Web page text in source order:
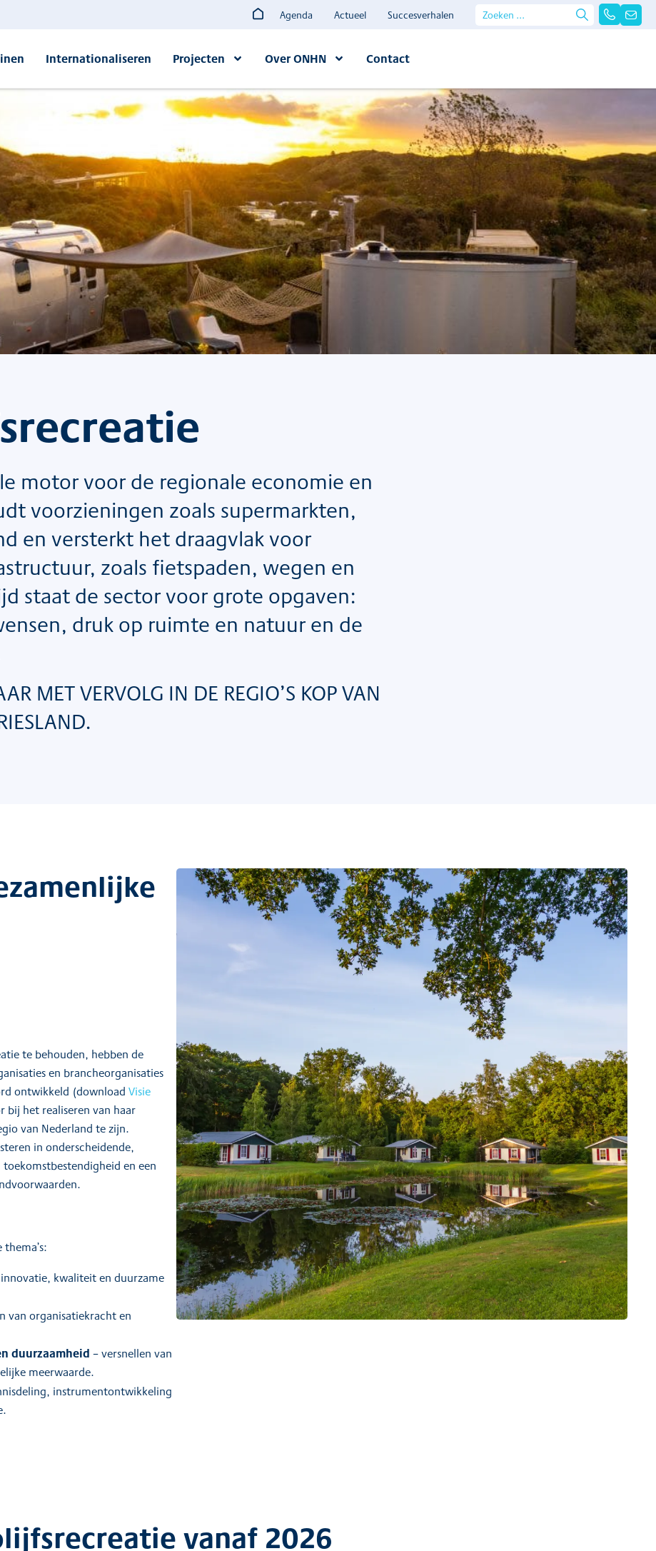
Agenda Actueel Succesverhalen
Internationaliseren Projecten Over ONHN Contact
motor voor de regionale economie en
voorzieningen zoals supermarkten,
en versterkt het draagvlak voor
zoals fietspaden, wegen en
staat de sector voor grote opgaven:
druk op ruimte en natuur en de
MET VERVOLG IN DE REGIO’S KOP VAN
te behouden, hebben de
en brancheorganisaties
ontwikkeld (download Visie
bij het realiseren van haar
van Nederland te zijn.
in onderscheidende,
en een
kwaliteit en duurzame
van organisatiekracht en
duurzaamheid – versnellen van
meerwaarde.
instrumentontwikkeling
vanaf 2026